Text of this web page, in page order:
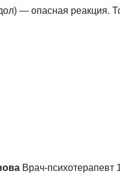
— опасная реакция.
Врач-психотерапевт